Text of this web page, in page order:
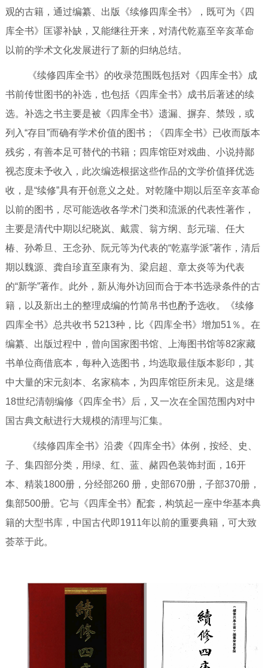
观的古籍，通过编纂、出版《续修四库全书》，既可为《四
库全书》匡谬补缺，又能继往开来，对清代乾嘉至辛亥革命
以前的学术文化发展进行了新的归纳总结。
《续修四库全书》的收录范围既包括对《四库全书》成
书前传世图书的补选，也包括《四库全书》成书后著述的续
选。补选之书主要是被《四库全书》遗漏、摒弃、禁毁，或
列入“存目”而确有学术价值的图书；《四库全书》已收而版本
残劣，有善本足可替代的书籍；四库馆臣对戏曲、小说持鄙
视态度未予收入，此次编选根据这些作品的文学价值择优选
收，是“续修”具有开创意义之处。对乾隆中期以后至辛亥革命
以前的图书，尽可能选收各学术门类和流派的代表性著作，
主要是清代中期以纪晓岚、戴震、翁方纲、彭元瑞、任大
椿、孙希旦、王念孙、阮元等为代表的“乾嘉学派”著作，清后
期以魏源、龚自珍直至康有为、梁启超、章太炎等为代表
的“新学”著作。此外，新从海外访回而合于本书选录条件的古
籍，以及新出土的整理成编的竹简帛书也酌予选收。《续修
四库全书》总共收书 5213种，比《四库全书》增加51％。在
编纂、出版过程中，曾向国家图书馆、上海图书馆等82家藏
书单位商借底本，每种入选图书，均选取最佳版本影印，其
中大量的宋元刻本、名家稿本，为四库馆臣所未见。这是继
18世纪清朝编修《四库全书》后，又一次在全国范围内对中
国古典文献进行大规模的清理与汇集。
《续修四库全书》沿袭《四库全书》体例，按经、史、
子、集四部分类，用绿、红、蓝、赭四色装饰封面， 16开
本、精装1800册，分经部260 册，史部670册，子部370册，
集部500册。它与《四库全书》配套，构筑起一座中华基本典
籍的大型书库，中国古代即1911年以前的重要典籍，可大致
荟萃于此。